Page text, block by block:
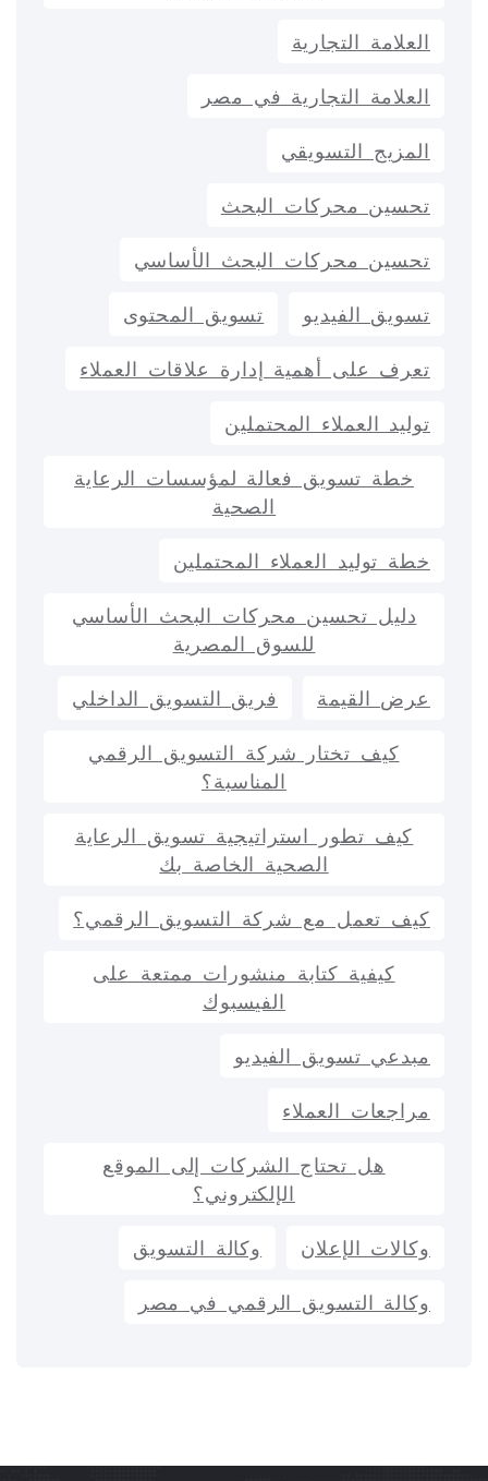
العلامة التجارية
العلامة التجارية في مصر
المزيج التسويقي
تحسين محركات البحث
تحسين محركات البحث الأساسي
تسويق الفيديو تسويق المحتوى
تعرف على أهمية إدارة علاقات العملاء
توليد العملاء المحتملين
خطة تسويق فعالة لمؤسسات الرعاية
الصحية
خطة توليد العملاء المحتملين
دليل تحسين محركات البحث الأساسي
للسوق المصرية
عرض القيمة فريق التسويق الداخلي
كيف تختار شركة التسويق الرقمي
المناسبة؟
كيف تطور استراتيجية تسويق الرعاية
الصحية الخاصة بك
كيف تعمل مع شركة التسويق الرقمي؟
كيفية كتابة منشورات ممتعة على
الفيسبوك
مبدعي تسويق الفيديو
مراجعات العملاء
هل تحتاج الشركات إلى الموقع
الإلكتروني؟
وكالات الإعلان وكالة التسويق
وكالة التسويق الرقمي في مصر